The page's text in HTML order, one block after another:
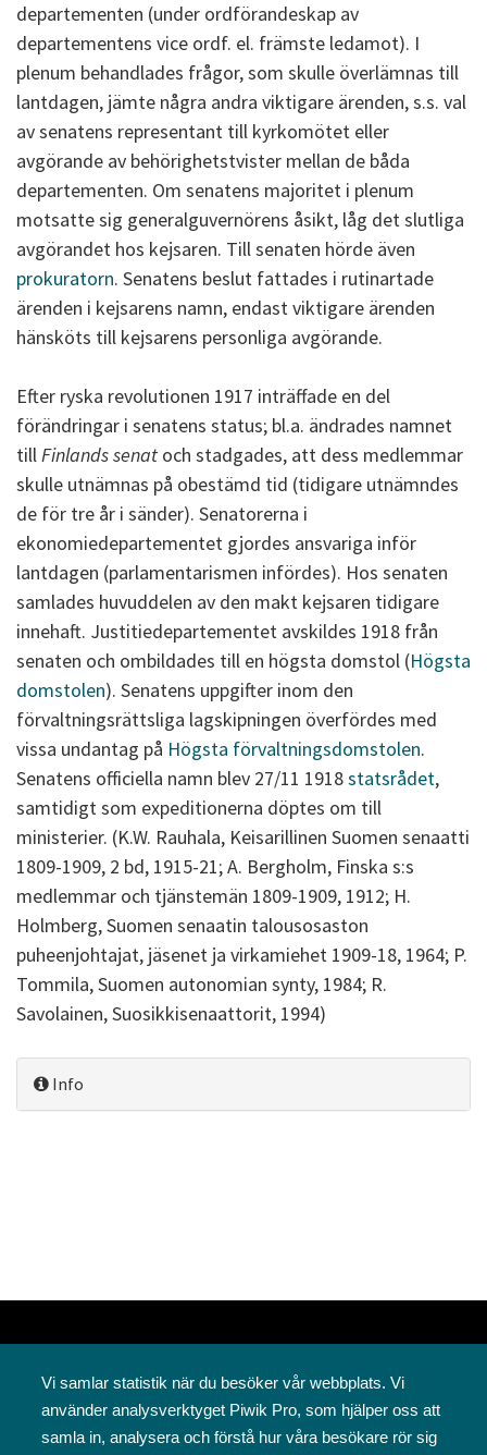
departementen (under ordförandeskap av
departementens vice ordf. el. främste ledamot). I
plenum behandlades frågor, som skulle överlämnas till
lantdagen, jämte några andra viktigare ärenden, s.s. val
av senatens representant till kyrkomötet eller
avgörande av behörighetstvister mellan de båda
departementen. Om senatens majoritet i plenum
motsatte sig generalguvernörens åsikt, låg det slutliga
avgörandet hos kejsaren. Till senaten hörde även
prokuratorn. Senatens beslut fattades i rutinartade
ärenden i kejsarens namn, endast viktigare ärenden
hänsköts till kejsarens personliga avgörande.
Efter ryska revolutionen 1917 inträffade en del
förändringar i senatens status; bl.a. ändrades namnet
tillFinlands senat och stadgades, att dess medlemmar
skulle utnämnas på obestämd tid (tidigare utnämndes
de för tre år i sänder). Senatorerna i
ekonomiedepartementet gjordes ansvariga inför
lantdagen (parlamentarismen infördes). Hos senaten
samlades huvuddelen av den makt kejsaren tidigare
innehaft. Justitiedepartementet avskildes 1918 från
senaten och ombildades till en högsta domstol (Högsta
domstolen). Senatens uppgifter inom den
förvaltningsrättsliga lagskipningen överfördes med
vissa undantag på Högsta förvaltningsdomstolen.
Senatens officiella namn blev 27/11 1918statsrådet,
samtidigt som expeditionerna döptes om till
ministerier. (K.W. Rauhala, Keisarillinen Suomen senaatti
1809-1909, 2 bd, 1915-21; A. Bergholm, Finska s:s
medlemmar och tjänstemän 1809-1909, 1912; H.
Holmberg, Suomen senaatin talousosaston
puheenjohtajat, jäsenet ja virkamiehet 1909-18, 1964; P.
Tommila, Suomen autonomian synty, 1984; R.
Savolainen, Suosikkisenaattorit, 1994)
Info
Vi samlar statistik när du besöker vår webbplats. Vi
använder analysverktyget Piwik Pro, som hjälper oss att
samla in, analysera och förstå hur våra besökare rör sig